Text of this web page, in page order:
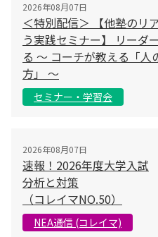
2026年08月07日
＜特別配信＞ 【他塾のリ
う実践セミナー】 リーダ
る 〜 コーチが教える「人
方」 〜
セミナー・学習会
2026年08月07日
速報！2026年度大学入試
分析と対策
（コレイマNO.50）
NEA通信 (コレイマ)